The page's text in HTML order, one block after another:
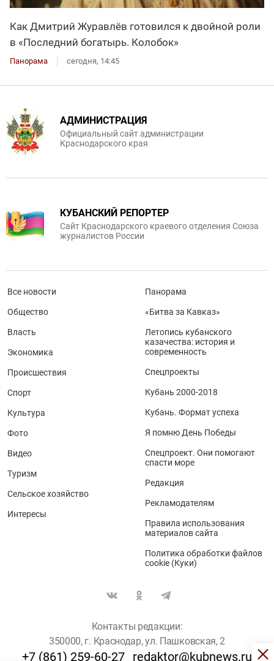
Как Дмитрий Журавлёв готовился к двойной роли
в «Последний богатырь. Колобок»
Панорама сегодня, 14:45
АДМИНИСТРАЦИЯ
Официальный сайт администрации
Краснодарского края
КУБАНСКИЙ РЕПОРТЕР
Сайт Краснодарского краевого отделения Союза
журналистов России
Все новости
Общество
Власть
Экономика
Происшествия
Спорт
Культура
Фото
Видео
Туризм
Сельское хозяйство
Интересы
Панорама
«Битва за Кавказ»
Летопись кубанского
казачества: история и
современность
Спецпроекты
Кубань 2000-2018
Кубань. Формат успеха
Я помню День Победы
Спецпроект. Они помогают
спасти море
Редакция
Рекламодателям
Правила использования
материалов сайта
Политика обработки файлов
cookie (Куки)
Контакты редакции:
350000, г. Краснодар, ул. Пашковская, 2
+7 (861) 259-60-27 redaktor@kubnews.ru